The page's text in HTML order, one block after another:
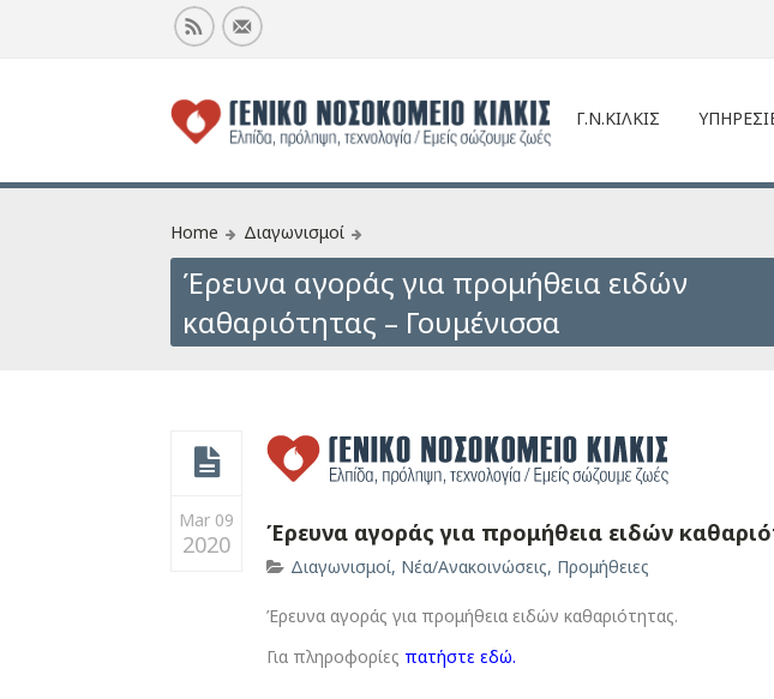
Γ.Ν.ΚΙΛΚΙΣ
Home Διαγωνισμοί
Έρευνα αγοράς για προμήθεια ειδών
καθαριότητας – Γουμένισσα
Mar 09
2020 Έρευνα αγοράς για προμήθεια ειδών
Διαγωνισμοί, Νέα/Ανακοινώσεις, Προμήθειες
Έρευνα αγοράς για προμήθεια ειδών καθαριότητας.
Για πληροφορίες πατήστε εδώ.